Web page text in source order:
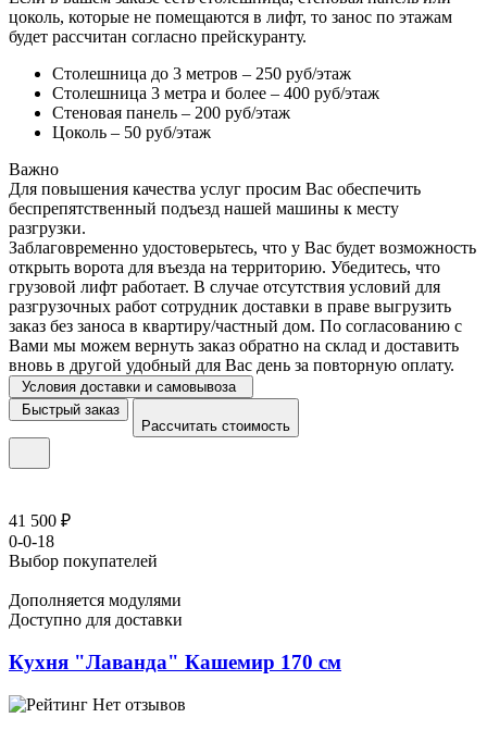
цоколь, которые не помещаются в лифт, то занос по этажам
будет рассчитан согласно прейскуранту.
Столешница до 3 метров – 250 руб/этаж
Столешница 3 метра и более – 400 руб/этаж
Стеновая панель – 200 руб/этаж
Цоколь – 50 руб/этаж
Важно
Для повышения качества услуг просим Вас обеспечить
беспрепятственный подъезд нашей машины к месту
разгрузки.
Заблаговременно удостоверьтесь, что у Вас будет возможность
открыть ворота для въезда на территорию. Убедитесь, что
грузовой лифт работает. В случае отсутствия условий для
разгрузочных работ сотрудник доставки в праве выгрузить
заказ без заноса в квартиру/частный дом. По согласованию с
Вами мы можем вернуть заказ обратно на склад и доставить
вновь в другой удобный для Вас день за повторную оплату.
Условия доставки и самовывоза
Быстрый заказ
Рассчитать стоимость
41 500 ₽
0-0-18
Выбор покупателей
Дополняется модулями
Доступно для доставки
Кухня "Лаванда" Кашемир 170 см
Нет отзывов